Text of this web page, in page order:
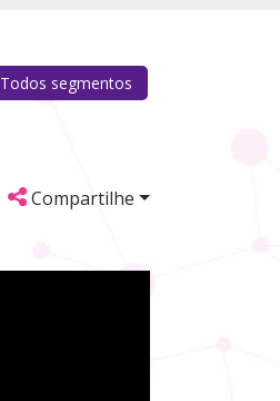
Todos segmentos
Compartilhe